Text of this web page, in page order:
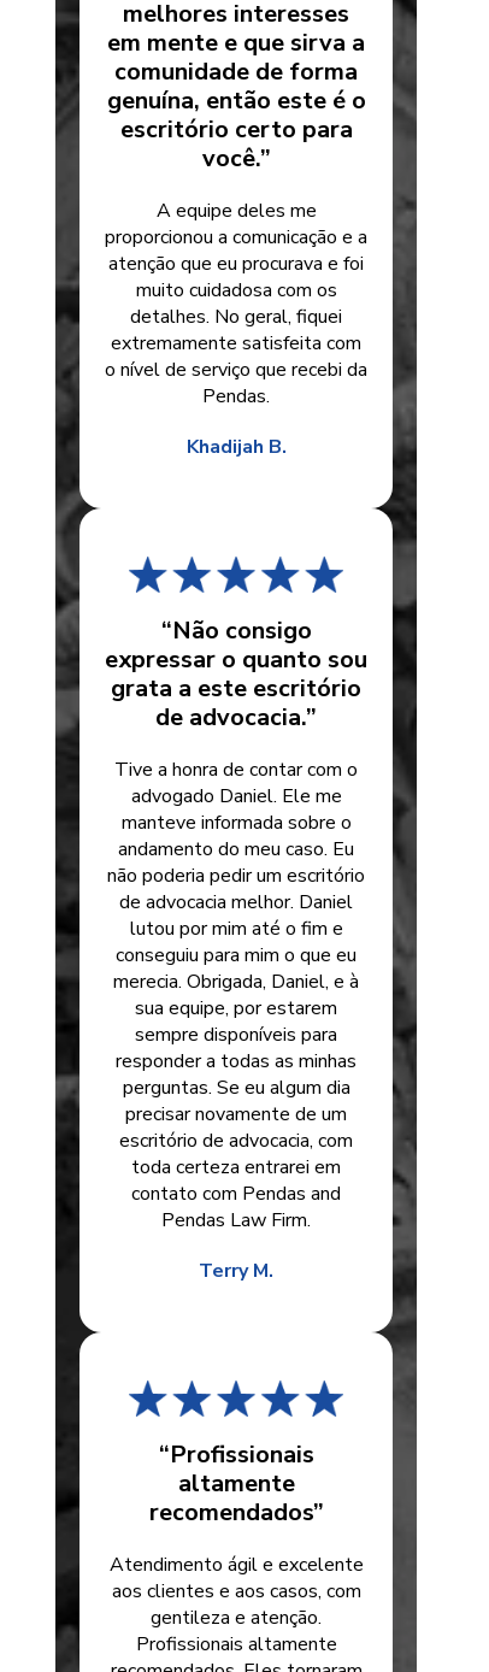
melhores interesses
em mente e que sirva a
comunidade de forma
genuína, então este é o
escritório certo para
você.”
A equipe deles me
proporcionou a comunicação e a
atenção que eu procurava e foi
muito cuidadosa com os
detalhes. No geral, fiquei
extremamente satisfeita com
o nível de serviço que recebi da
Pendas.
Khadijah B.
“Não consigo
expressar o quanto sou
grata a este escritório
de advocacia.”
Tive a honra de contar com o
advogado Daniel. Ele me
manteve informada sobre o
andamento do meu caso. Eu
não poderia pedir um escritório
de advocacia melhor. Daniel
lutou por mim até o fim e
conseguiu para mim o que eu
merecia. Obrigada, Daniel, e à
sua equipe, por estarem
sempre disponíveis para
responder a todas as minhas
perguntas. Se eu algum dia
precisar novamente de um
escritório de advocacia, com
toda certeza entrarei em
contato com Pendas and
Pendas Law Firm.
Terry M.
“Profissionais
altamente
recomendados”
Atendimento ágil e excelente
aos clientes e aos casos, com
gentileza e atenção.
Profissionais altamente